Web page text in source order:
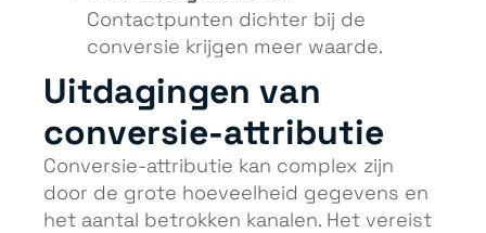
Contactpunten dichter bij de
conversie krijgen meer waarde.
Uitdagingen van
conversie-attributie
Conversie-attributie kan complex zijn
door de grote hoeveelheid gegevens en
het aantal betrokken kanalen. Het vereist